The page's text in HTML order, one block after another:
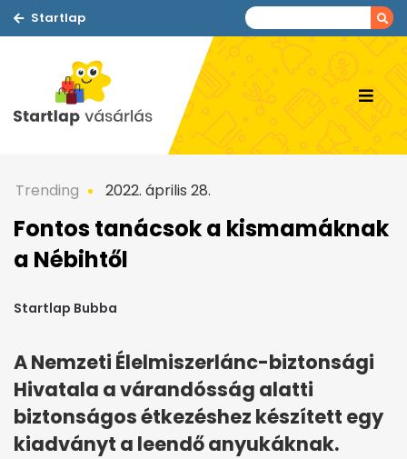
Startlap
Trending 2022. április 28.
Fontos tanácsok a kismamáknak
a Nébihtől
Startlap Bubba
A Nemzeti Élelmiszerlánc-biztonsági
Hivatala a várandósság alatti
biztonságos étkezéshez készített egy
kiadványt a leendő anyukáknak.